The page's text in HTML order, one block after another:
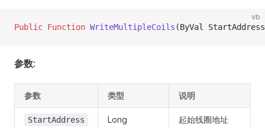
vb
Public Function WriteMultipleCoils (ByVal
参数:
参数 类型 说明
StartAddress Long 起始线圈地址